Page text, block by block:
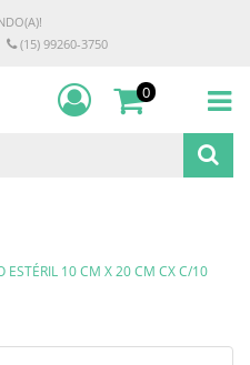
(15) 99260-3750
0
ESTÉRIL 10 CM X 20 CM CX C/10